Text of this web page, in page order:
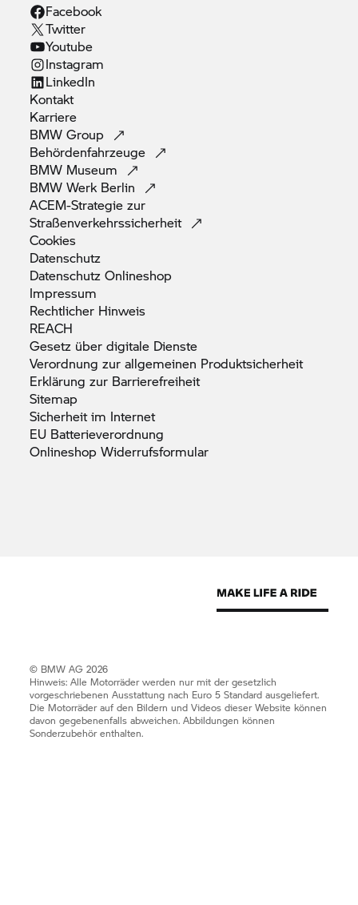
Facebook
Twitter
Youtube
Instagram
LinkedIn
Kontakt
Karriere
BMWGroup
Behördenfahrzeuge
BMW Museum
BMW Werk Berlin
ACEM-Strategie zur
Straßenverkehrssicherheit
Cookies
Datenschutz
DatenschutzOnlineshop
Impressum
Rechtlicher Hinweis
REACH
Gesetz über digitale Dienste
Verordnung zur allgemeinen Produktsicherheit
Erklärung zur Barrierefreiheit
Sitemap
Sicherheit im Internet
EU Batterieverordnung
OnlineshopWiderrufsformular
© BMW AG 2026
Hinweis: Alle Motorräder werden nur mit der gesetzlich
vorgeschriebenen Ausstattung nach Euro 5 Standard ausgeliefert.
Die Motorräder auf den Bildern und Videos dieser Website können
davon gegebenenfalls abweichen. Abbildungen können
Sonderzubehör enthalten.